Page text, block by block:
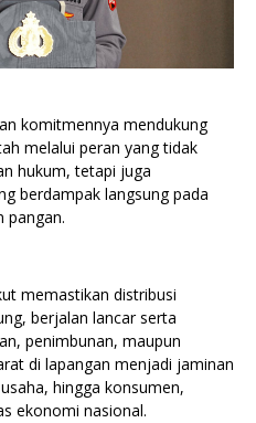
komitmennya mendukung
melalui peran yang tidak
hukum, tetapi juga
berdampak langsung pada
pangan.
memastikan distribusi
berjalan lancar serta
penimbunan, maupun
di lapangan menjadi jaminan
hingga konsumen,
ekonomi nasional.